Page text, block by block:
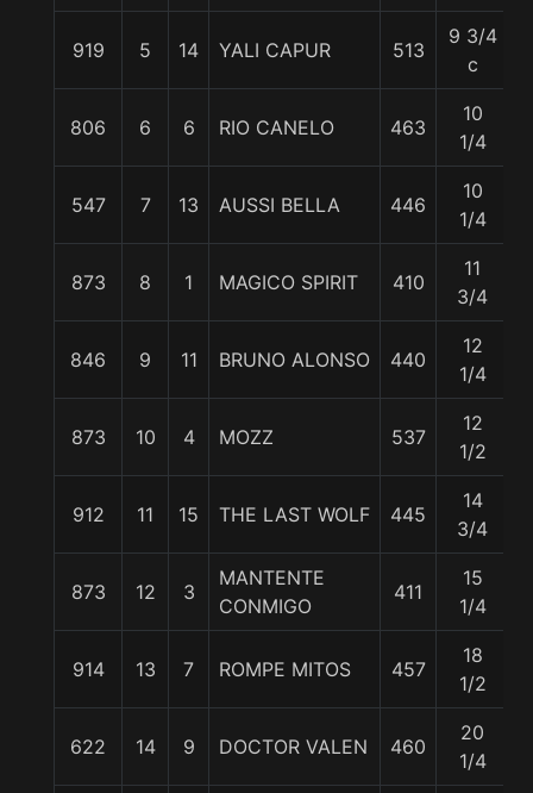
919 5 14 YALI CAPUR 513
9 3/4
c
806 6 6 RIO CANELO 463
10
1/4
547 7 13 AUSSI BELLA 446
10
1/4
873 8 1 MAGICO SPIRIT 410
11
3/4
846 9 11 BRUNO ALONSO 440
12
1/4
873 10 4 MOZZ 537
12
1/2
912 11 15 THE LAST WOLF 445
14
3/4
873 12 3
MANTENTE
CONMIGO
411
15
1/4
914 13 7 ROMPE MITOS 457
18
1/2
622 14 9 DOCTOR VALEN 460
20
1/4